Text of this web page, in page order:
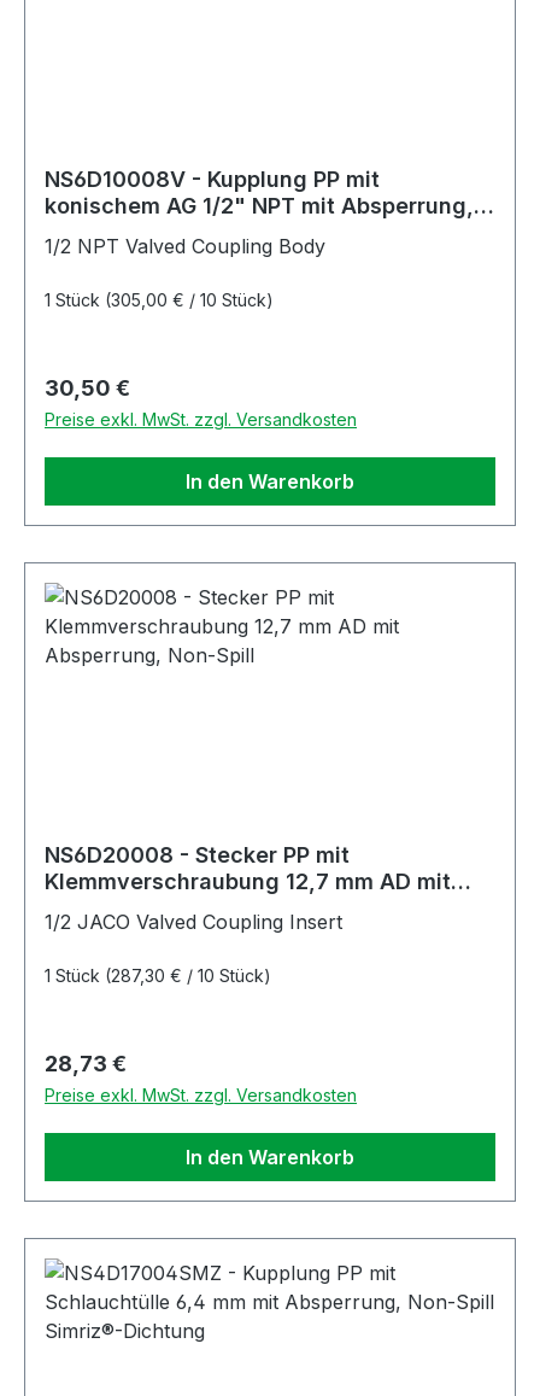
NS6D10008V - Kupplung PP mit
konischem AG 1/2" NPT mit Absperrung,
1/2 NPT Valved Coupling Body
1 Stück (305,00 € / 10 Stück)
Regulärer Preis:
30,50 €
Preise exkl. MwSt. zzgl. Versandkosten
In den Warenkorb
NS6D20008 - Stecker PP mit
Klemmverschraubung 12,7 mm AD mit
1/2 JACO Valved Coupling Insert
1 Stück (287,30 € / 10 Stück)
Regulärer Preis:
28,73 €
Preise exkl. MwSt. zzgl. Versandkosten
In den Warenkorb